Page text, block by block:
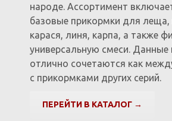
народе. Ассортимент
базовые прикормки для леща,
карася, линя, карпа, а также
универсальную смеси. Данные
отлично сочетаются как
с прикормками других серий.
ПЕРЕЙТИ В КАТАЛОГ →